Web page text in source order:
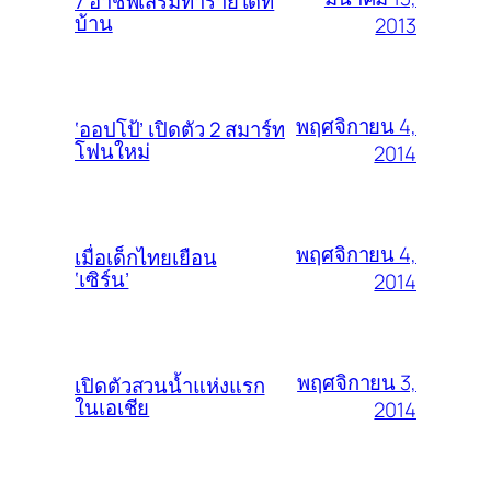
บ้าน
2013
‘ออปโป้’ เปิดตัว 2 สมาร์ท
โฟนใหม่
พฤศจิกายน 4,
2014
เมื่อเด็กไทยเยือน
‘เซิร์น’
พฤศจิกายน 4,
2014
เปิดตัวสวนน้ำแห่งแรก
ในเอเชีย
พฤศจิกายน 3,
2014